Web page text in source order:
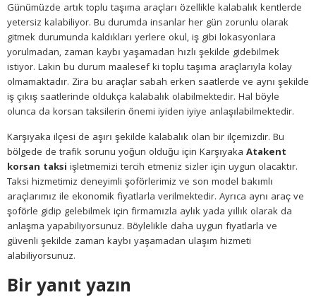
Günümüzde artık toplu taşıma araçları özellikle kalabalık kentlerde
yetersiz kalabiliyor. Bu durumda insanlar her gün zorunlu olarak
gitmek durumunda kaldıkları yerlere okul, iş gibi lokasyonlara
yorulmadan, zaman kaybı yaşamadan hızlı şekilde gidebilmek
istiyor. Lakin bu durum maalesef ki toplu taşıma araçlarıyla kolay
olmamaktadır. Zira bu araçlar sabah erken saatlerde ve aynı şekilde
iş çıkış saatlerinde oldukça kalabalık olabilmektedir. Hal böyle
olunca da korsan taksilerin önemi iyiden iyiye anlaşılabilmektedir.
Karşıyaka ilçesi de aşırı şekilde kalabalık olan bir ilçemizdir. Bu
bölgede de trafik sorunu yoğun olduğu için Karşıyaka Atakent
korsan taksi işletmemizi tercih etmeniz sizler için uygun olacaktır.
Taksi hizmetimiz deneyimli şoförlerimiz ve son model bakımlı
araçlarımız ile ekonomik fiyatlarla verilmektedir. Ayrıca aynı araç ve
şoförle gidip gelebilmek için firmamızla aylık yada yıllık olarak da
anlaşma yapabiliyorsunuz. Böylelikle daha uygun fiyatlarla ve
güvenli şekilde zaman kaybı yaşamadan ulaşım hizmeti
alabiliyorsunuz.
Bir yanıt yazın